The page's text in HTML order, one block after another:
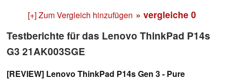
[+] Zum Vergleich hinzufügen » vergleiche 0
Testberichte für das Lenovo ThinkPad P14s
G3 21AK003SGE
[REVIEW] Lenovo ThinkPad P14s Gen 3 - Pure